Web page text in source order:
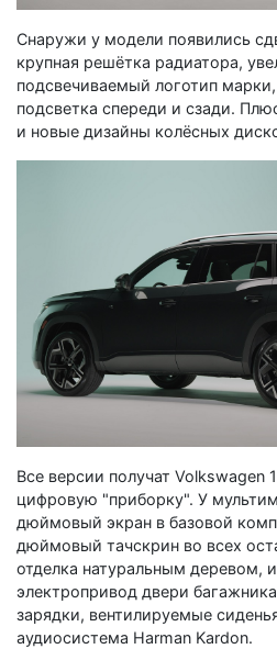
Снаружи у модели появились
крупная решётка радиатора,
подсвечиваемый логотип
подсветка спереди и сзади.
и новые дизайны колёсных
Все версии получат
цифровую "приборку". У
дюймовый экран в базовой
дюймовый тачскрин во всех
отделка натуральным деревом,
электропривод двери
зарядки, вентилируемые
аудиосистема Harman Kardon.